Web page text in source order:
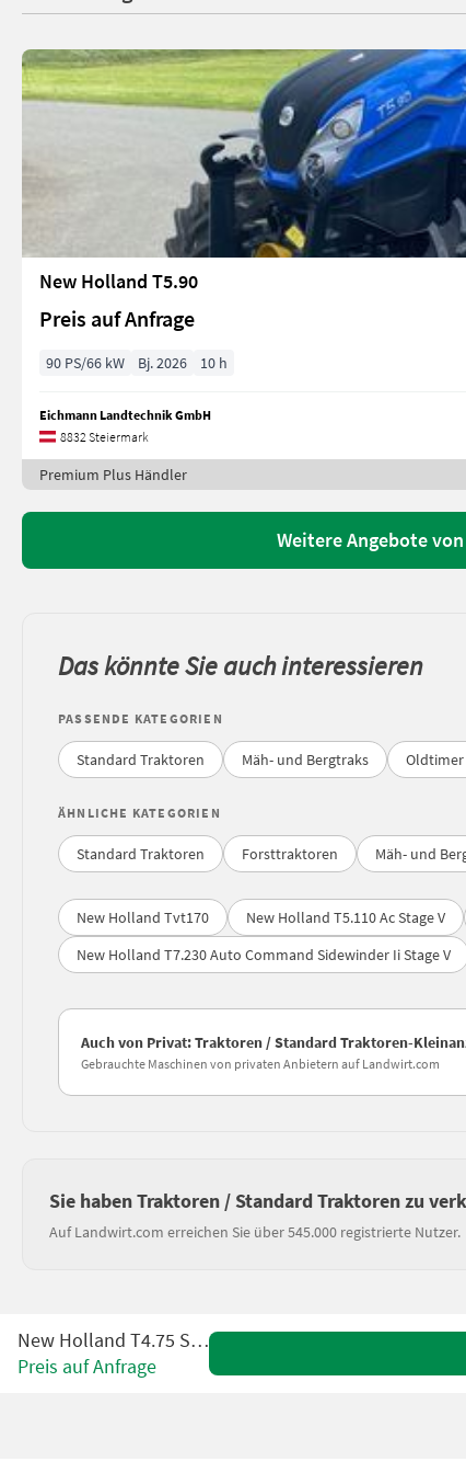
New Holland T5.90
Preis auf Anfrage
90 PS/66 kW Bj. 2026 10 h
Eichmann Landtechnik GmbH
8832 Steiermark
Premium Plus Händler
Weitere Angebote
Das könnte Sie auch interessieren
PASSENDE KATEGORIEN
Standard Traktoren Mäh- und Bergtraks
ÄHNLICHE KATEGORIEN
Standard Traktoren Forsttraktoren Mäh- und
New Holland Tvt170 New Holland T5.110 Ac Stage V
New Holland T7.230 Auto Command Sidewinder Ii Stage V
Auch von Privat: Traktoren / Standard Traktoren-
Gebrauchte Maschinen von privaten Anbietern auf Landwirt.com
Sie haben Traktoren / Standard Traktoren zu
Auf Landwirt.com erreichen Sie über 545.000 registrierte Nutzer.
New Holland T4.75 Stage V
Preis auf Anfrage